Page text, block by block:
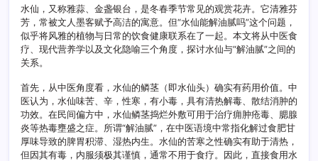
油
腻
吗
水仙，又称雅蒜、金盏银台，是冬春季节常见的观赏花卉。它清雅芬
芳，常被文人墨客赋予高洁的寓意。但“水仙能解油腻吗”这个问题，
似乎将风雅的植物与日常的饮食健康联系在了一起。本文将从中医食
疗、现代营养学以及文化隐喻三个角度，探讨水仙与“解油腻”之间的
关系。
首先，从中医角度看，水仙的鳞茎（即水仙头）确实有药用价值。中
医认为，水仙味苦、辛，性寒，有小毒，具有清热解毒、散结消肿的
功效。在民间偏方中，水仙鳞茎捣烂外敷可用于治疗痈肿疮毒、腮腺
炎等热毒壅盛之症。所谓“解油腻”，在中医语境中常指化解过食肥甘
厚味导致的脾胃积滞、湿热内生。水仙的苦寒之性确实有助于清热，
但因其有毒，内服须极其谨慎，通常不用于食疗。因此，直接食用水